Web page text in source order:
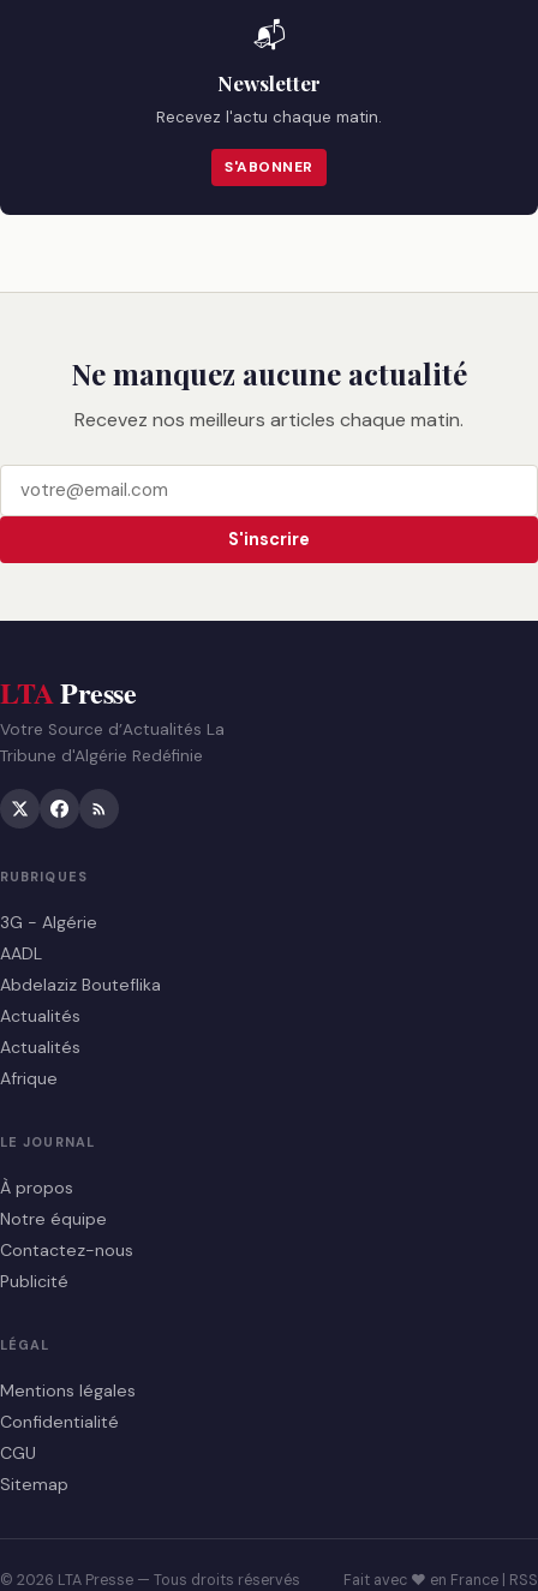
📬
Newsletter
Recevez l'actu chaque matin.
S'ABONNER
Ne manquez aucune actualité
Recevez nos meilleurs articles chaque matin.
S'inscrire
LTAPresse
Votre Source d’Actualités La
Tribune d'Algérie Redéfinie
RUBRIQUES
3G - Algérie
AADL
Abdelaziz Bouteflika
Actualités
Actualités
Afrique
LE JOURNAL
À propos
Notre équipe
Contactez-nous
Publicité
LÉGAL
Mentions légales
Confidentialité
CGU
Sitemap
© 2026 LTA Presse — Tous droits réservés Fait avec ♥ en France | RSS